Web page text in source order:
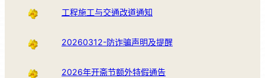
工程施工与交通改道通知
20260312-防诈骗声明及提醒
2026年开斋节额外特假通告